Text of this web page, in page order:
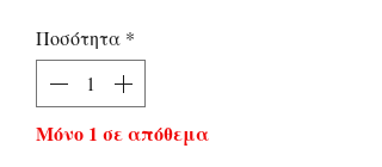
Ποσότητα *
Μόνο 1 σε απόθεμα